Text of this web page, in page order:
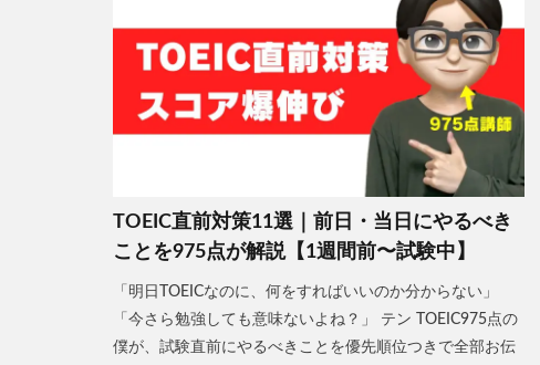
TOEIC直前対策11選｜前日・当日にやるべき
ことを975点が解説【1週間前〜試験中】
「明日TOEICなのに、何をすればいいのか分からない」
「今さら勉強しても意味ないよね？」 テン TOEIC975点の
僕が、試験直前にやるべきことを優先順位つきで全部お伝